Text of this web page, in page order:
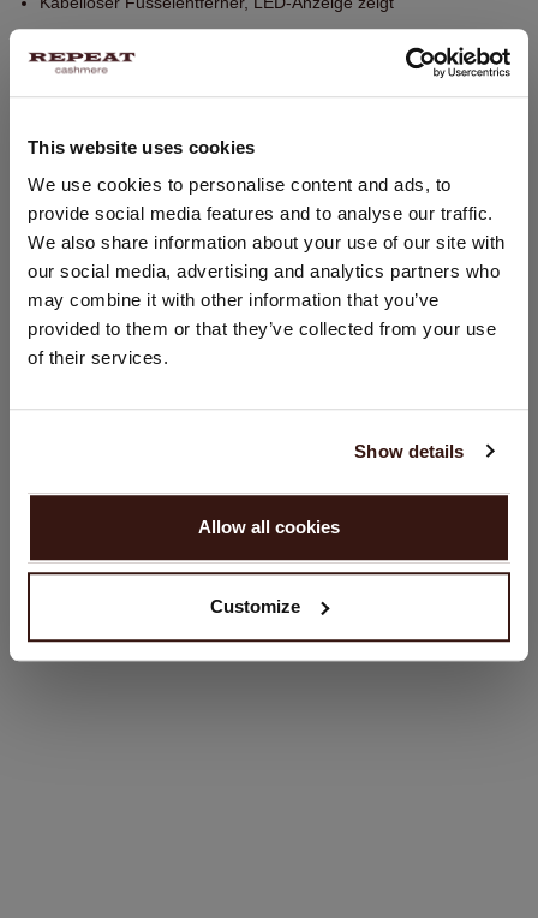
This website uses cookies
We use cookies to personalise content and ads, to
provide social media features and to analyse our traffic.
We also share information about your use of our site with
our social media, advertising and analytics partners who
may combine it with other information that you’ve
provided to them or that they’ve collected from your use
of their services.
Show details
Allow all cookies
Customize
Geschwindigkeit und Akkustand an. Eingebautes Licht für
bessere Sichtbarkeit.
Lange Akkulaufzeit, aufladbar über USB-Kabel Typ C (Kabel im
Lieferumfang enthalten).
einfache Entsorgung.
Größe one size
GRÖSSE & SCHNITT
STANDORT ÄNDERN
Sie besuchen Repeat cashmere von Deutschland (€) aus.
Möchten Sie Ihre Standort aktualisieren?
Vereinigte Staaten ($)
WEITER